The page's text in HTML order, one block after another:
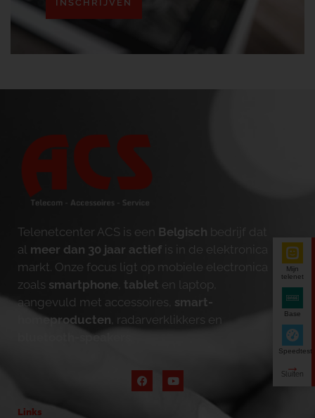
INSCHRIJVEN
Telenetcenter ACS is een Belgisch bedrijf dat
al meer dan 30 jaar actief is in de elektronica
markt. Onze focus ligt op mobiele electronica
zoals smartphone tablet en laptop,
aangevuld met accessoires, smart-
homeproducten , radarverklikkers en
bluetooth-speakers
Links
Mijn
telenet
Base
Speedtest